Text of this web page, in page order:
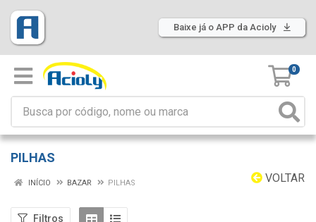
Baixe já o APP da Acioly
0
PILHAS
VOLTAR
INÍCIO BAZAR PILHAS
Filtros